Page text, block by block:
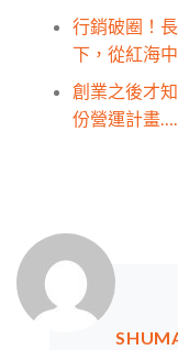
行銷破圈！
下，從紅海
創業之後才
份營運計畫